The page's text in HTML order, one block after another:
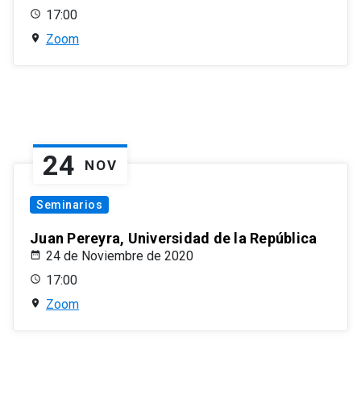
17:00
Zoom
24 NOV
Seminarios
Juan Pereyra, Universidad de la República
24 de Noviembre de 2020
17:00
Zoom